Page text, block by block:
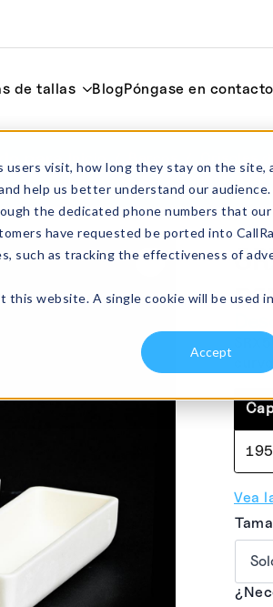
visit, how long they stay on the site,
help us better understand our
the dedicated phone numbers that
have requested be ported into
such as tracking the effectiveness of
this website. A single cookie will be used
Accept
de tallas BlogPóngase en
para
Crisoles
SRX50 Crisol de alúmina
195
Vea